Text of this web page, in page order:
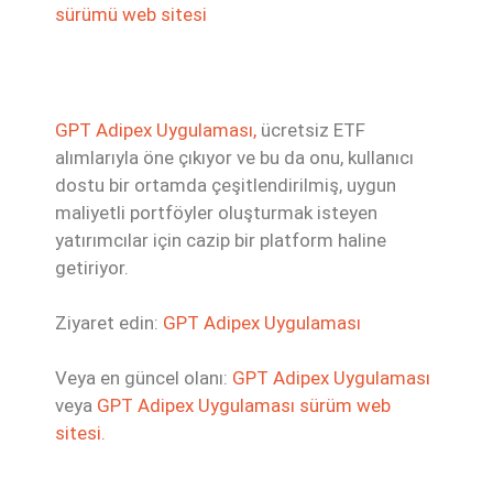
sürümü web sitesi
GPT Adipex Uygulaması, ücretsiz ETF
alımlarıyla öne çıkıyor ve bu da onu, kullanıcı
dostu bir ortamda çeşitlendirilmiş, uygun
maliyetli portföyler oluşturmak isteyen
yatırımcılar için cazip bir platform haline
getiriyor.
Ziyaret edin: GPT Adipex Uygulaması
Veya en güncel olanı: GPT Adipex Uygulaması
veya GPT Adipex Uygulaması sürüm web
sitesi.